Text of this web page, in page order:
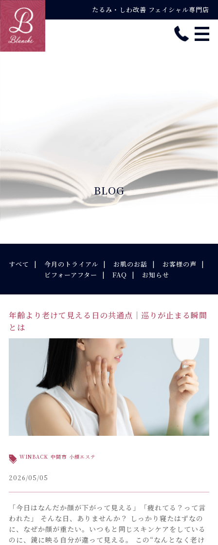
たるみ・しわ改善 フェイシャル専門店
BLOG
すべて 今月のトライアル お肌のお話
お客様の声
ビフォーアフター
FAQ お知らせ
年齢より老けて見える日の共通点｜巡りが止まる瞬間
とは
WINBACK 中間市 小顔エステ
2026/05/05
「今日はなんだか顔が下がって見える」「疲れてる？って言
われた」 そんな日、ありませんか？ しっかり寝たはずなの
に、なぜか顔が重たい。いつもと同じスキンケアをしている
のに、鏡に映る自分が違って見える。 この“なんとなく老け